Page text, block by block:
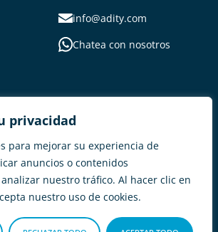
privacidad
para mejorar su experiencia de
anuncios o contenidos
nuestro tráfico. Al hacer clic en
nuestro uso de cookies.
info@adity.com
Chatea con nosotros
Seguros – Mapa del Sitio –